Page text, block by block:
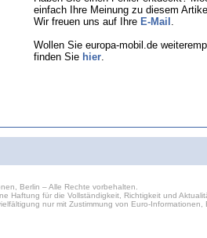
einfach Ihre Meinung zu diesem
Wir freuen uns auf Ihre E-Mail .
Wollen Sie europa-mobil.de
finden Sie hier.
Berlin – Alle Rechte vorbehalten.
Haftung für die Vollständigkeit, Richtigkeit und
nur mit Zustimmung von Euro-Informationen,